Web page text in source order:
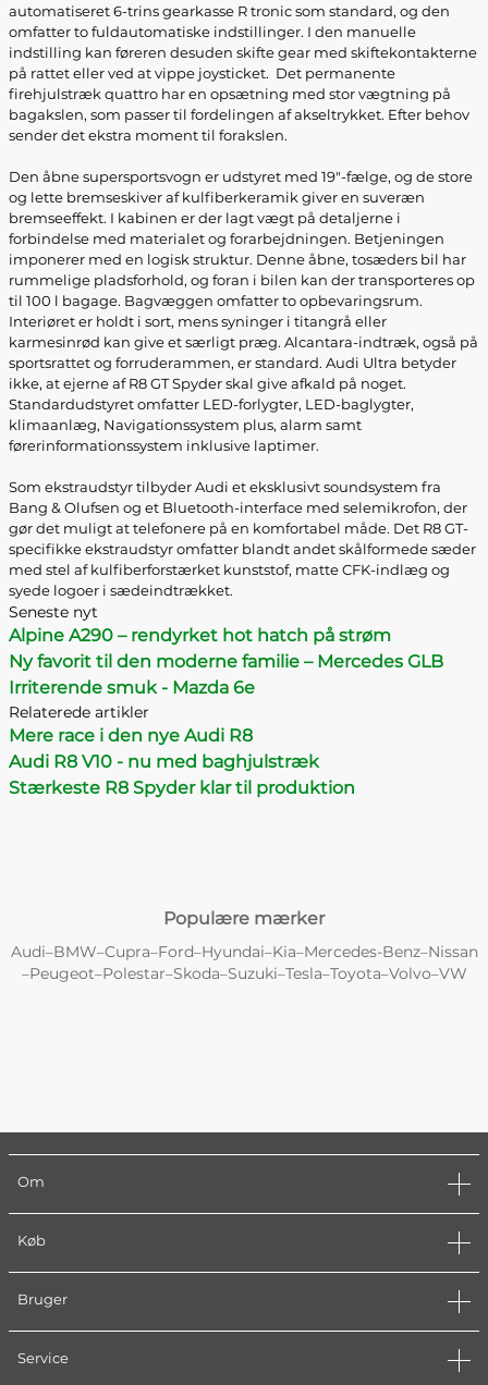
automatiseret 6-trins gearkasse R tronic som standard, og den
omfatter to fuldautomatiske indstillinger. I den manuelle
indstilling kan føreren desuden skifte gear med skiftekontakterne
på rattet eller ved at vippe joysticket. Det permanente
firehjulstræk quattro har en opsætning med stor vægtning på
bagakslen, som passer til fordelingen af akseltrykket. Efter behov
sender det ekstra moment til forakslen.
Den åbne supersportsvogn er udstyret med 19"-fælge, og de store
og lette bremseskiver af kulfiberkeramik giver en suveræn
bremseeffekt. I kabinen er der lagt vægt på detaljerne i
forbindelse med materialet og forarbejdningen. Betjeningen
imponerer med en logisk struktur. Denne åbne, tosæders bil har
rummelige pladsforhold, og foran i bilen kan der transporteres op
til 100 l bagage. Bagvæggen omfatter to opbevaringsrum.
Interiøret er holdt i sort, mens syninger i titangrå eller
karmesinrød kan give et særligt præg. Alcantara-indtræk, også på
sportsrattet og forruderammen, er standard. Audi Ultra betyder
ikke, at ejerne af R8 GT Spyder skal give afkald på noget.
Standardudstyret omfatter LED-forlygter, LED-baglygter,
klimaanlæg, Navigationssystem plus, alarm samt
førerinformationssystem inklusive laptimer.
Som ekstraudstyr tilbyder Audi et eksklusivt soundsystem fra
Bang & Olufsen og et Bluetooth-interface med selemikrofon, der
gør det muligt at telefonere på en komfortabel måde. Det R8 GT-
specifikke ekstraudstyr omfatter blandt andet skålformede sæder
med stel af kulfiberforstærket kunststof, matte CFK-indlæg og
syede logoer i sædeindtrækket.
Seneste nyt
Alpine A290 – rendyrket hot hatch på strøm
Ny favorit til den moderne familie – Mercedes GLB
Irriterende smuk - Mazda 6e
Relaterede artikler
Mere race i den nye Audi R8
Audi R8 V10 - nu med baghjulstræk
Stærkeste R8 Spyder klar til produktion
Populære mærker
Audi–BMW–Cupra–Ford–Hyundai–Kia–Mercedes-Benz–Nissan
–Peugeot–Polestar–Skoda–Suzuki–Tesla–Toyota–Volvo–VW
Om
Køb
Bruger
Service